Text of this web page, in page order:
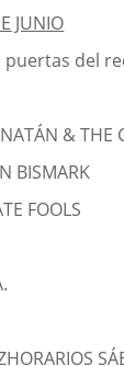
JUNIO
puertas del
& THE
BISMARK
FOOLS
HORARIOS